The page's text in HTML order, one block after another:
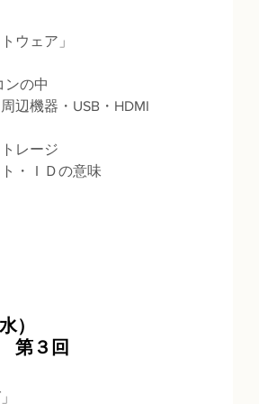
ウェア」
の中
辺機器・USB・HDMI
レージ
・ＩＤの意味
）
第３回